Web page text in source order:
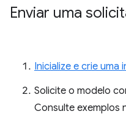
Enviar uma
Inicialize e crie uma
Solicite o modelo
Consulte exemplos